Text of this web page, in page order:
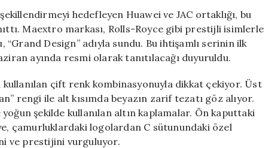
Sedanı
Maextro
S800
Grand
Design,
Bin
Dolarla
Rekor
Kırdı
hedefleyen Huawei ve JAC ortaklığı, bu
Maextro markası, Rolls-Royce gibi prestijli isimlerle
Design” adıyla sundu. Bu ihtişamlı serinin ilk
ayında resmi olarak tanıtılacağı duyuruldu.
çift renk kombinasyonuyla dikkat çekiyor. Üst
rengi ile alt kısımda beyazın zarif tezatı göz alıyor.
şekilde kullanılan altın kaplamalar. Ön kaputtaki
çamurluklardaki logolardan C sütunundaki özel
ve prestijini vurguluyor.